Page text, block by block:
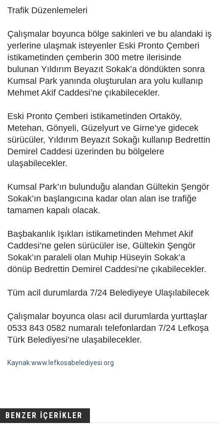
Trafik Düzenlemeleri
Çalışmalar boyunca bölge sakinleri ve bu alandaki iş
yerlerine ulaşmak isteyenler Eski Pronto Çemberi
istikametinden çemberin 300 metre ilerisinde
bulunan Yıldırım Beyazıt Sokak’a döndükten sonra
Kumsal Park yanında oluşturulan ara yolu kullanıp
Mehmet Akif Caddesi’ne çıkabilecekler.
Eski Pronto Çemberi istikametinden Ortaköy,
Metehan, Gönyeli, Güzelyurt ve Girne’ye gidecek
sürücüler, Yıldırım Beyazıt Sokağı kullanıp Bedrettin
Demirel Caddesi üzerinden bu bölgelere
ulaşabilecekler.
Kumsal Park’ın bulunduğu alandan Gültekin Şengör
Sokak’ın başlangıcına kadar olan alan ise trafiğe
tamamen kapalı olacak.
Başbakanlık Işıkları istikametinden Mehmet Akif
Caddesi’ne gelen sürücüler ise, Gültekin Şengör
Sokak’ın paraleli olan Muhip Hüseyin Sokak’a
dönüp Bedrettin Demirel Caddesi’ne çıkabilecekler.
Tüm acil durumlarda 7/24 Belediyeye Ulaşılabilecek
Çalışmalar boyunca olası acil durumlarda yurttaşlar
0533 843 0582 numaralı telefonlardan 7/24 Lefkoşa
Türk Belediyesi’ne ulaşabilecekler.
Kaynak:www.lefkosabelediyesi.org
BENZER İÇERİKLER